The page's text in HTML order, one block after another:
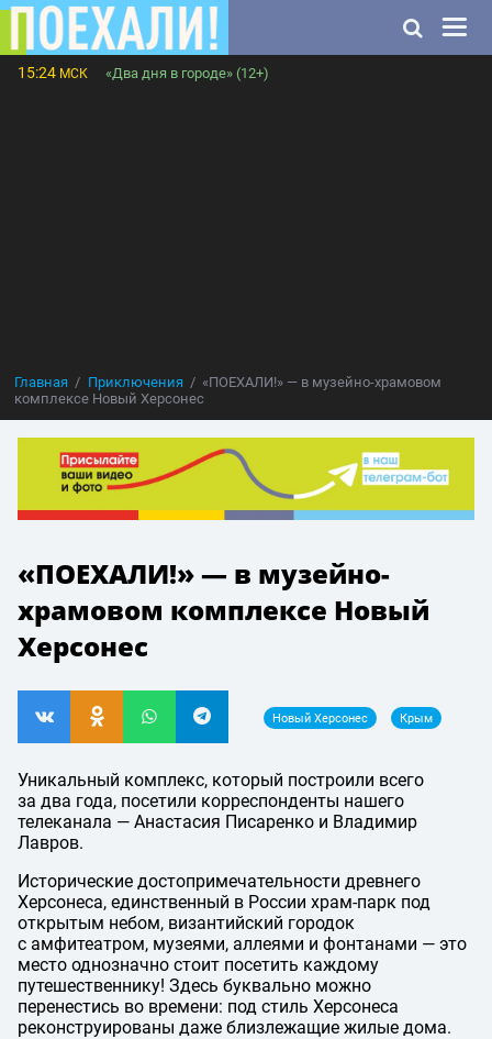
15:24 МСК «Два дня в городе» (12+)
Главная Приключения
«ПОЕХАЛИ!» — в музейно-храмовом
комплексе Новый Херсонес
«ПОЕХАЛИ!» — в музейно-
храмовом комплексе Новый
Херсонес
Новый Херсонес Крым
Уникальный комплекс, который построили всего
за два года, посетили корреспонденты нашего
телеканала — Анастасия Писаренко и Владимир
Лавров.
Исторические достопримечательности древнего
Херсонеса, единственный в России храм-парк под
открытым небом, византийский городок
с амфитеатром, музеями, аллеями и фонтанами — это
место однозначно стоит посетить каждому
путешественнику! Здесь буквально можно
перенестись во времени: под стиль Херсонеса
реконструированы даже близлежащие жилые дома.